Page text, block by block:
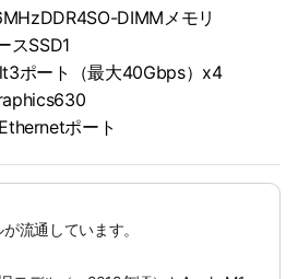
DIMMメモリ
スSSD1
ポート（最大40Gbps）x4
ポート
流通しています。